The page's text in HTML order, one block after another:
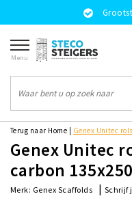
Menu
Terug naar Home Genex Unitec
Genex Unitec
carbon
Merk: Genex Scaffolds | Schrijf